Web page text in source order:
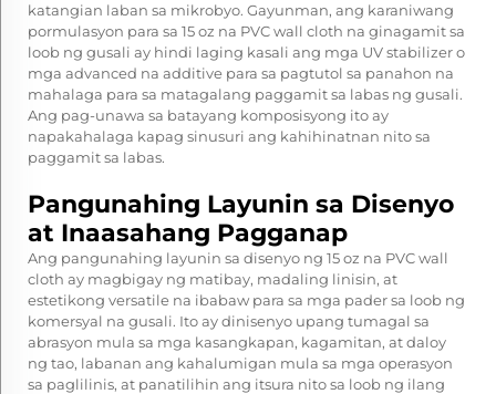
katangian laban sa mikrobyo. Gayunman, ang karaniwang
pormulasyon para sa 15 oz na PVC wall cloth na ginagamit sa
loob ng gusali ay hindi laging kasali ang mga UV stabilizer o
mga advanced na additive para sa pagtutol sa panahon na
mahalaga para sa matagalang paggamit sa labas ng gusali.
Ang pag-unawa sa batayang komposisyong ito ay
napakahalaga kapag sinusuri ang kahihinatnan nito sa
paggamit sa labas.
Pangunahing Layunin sa Disenyo
at Inaasahang Pagganap
Ang pangunahing layunin sa disenyo ng 15 oz na PVC wall
cloth ay magbigay ng matibay, madaling linisin, at
estetikong versatile na ibabaw para sa mga pader sa loob ng
komersyal na gusali. Ito ay dinisenyo upang tumagal sa
abrasyon mula sa mga kasangkapan, kagamitan, at daloy
ng tao, labanan ang kahalumigan mula sa mga operasyon
sa paglilinis, at panatilihin ang itsura nito sa loob ng ilang